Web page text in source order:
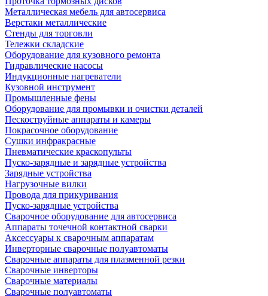
Металлическая мебель для автосервиса
Верстаки металлические
Стенды для торговли
Тележки складские
Оборудование для кузовного ремонта
Гидравлические насосы
Индукционные нагреватели
Кузовной инструмент
Промышленные фены
Оборудование для промывки и очистки деталей
Пескоструйные аппараты и камеры
Покрасочное оборудование
Сушки инфракрасные
Пневматические краскопульты
Пуско-зарядные и зарядные устройства
Зарядные устройства
Нагрузочные вилки
Провода для прикуривания
Пуско-зарядные устройства
Сварочное оборудование для автосервиса
Аппараты точечной контактной сварки
Аксессуары к сварочным аппаратам
Инверторные сварочные полуавтоматы
Сварочные аппараты для плазменной резки
Сварочные инверторы
Сварочные материалы
Сварочные полуавтоматы